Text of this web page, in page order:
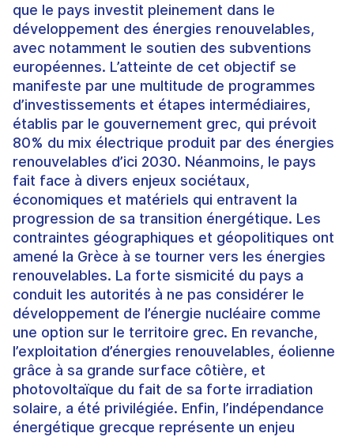
que le pays investit pleinement dans le
développement des énergies renouvelables,
avec notamment le soutien des subventions
européennes. L’atteinte de cet objectif se
manifeste par une multitude de programmes
d’investissements et étapes intermédiaires,
établis par le gouvernement grec, qui prévoit
80% du mix électrique produit par des énergies
renouvelables d’ici 2030. Néanmoins, le pays
fait face à divers enjeux sociétaux,
économiques et matériels qui entravent la
progression de sa transition énergétique. Les
contraintes géographiques et géopolitiques ont
amené la Grèce à se tourner vers les énergies
renouvelables. La forte sismicité du pays a
conduit les autorités à ne pas considérer le
développement de l’énergie nucléaire comme
une option sur le territoire grec. En revanche,
l’exploitation d’énergies renouvelables, éolienne
grâce à sa grande surface côtière, et
photovoltaïque du fait de sa forte irradiation
solaire, a été privilégiée. Enfin, l’indépendance
énergétique grecque représente un enjeu